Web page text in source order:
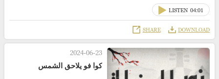
LISTEN 04:01
DOWNLOAD
SHARE
2024-06-23
كوا فو يلاحق الشمس